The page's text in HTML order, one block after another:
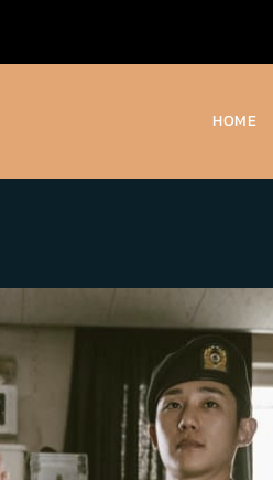
HOME